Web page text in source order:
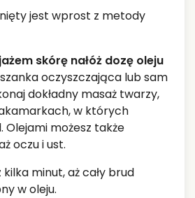
jest wprost z metody
skórę nałóż dozę oleju
oczyszczająca lub sam
dokładny masaż twarzy,
w których
Olejami możesz także
oczu i ust.
minut, aż cały brud
w oleju.